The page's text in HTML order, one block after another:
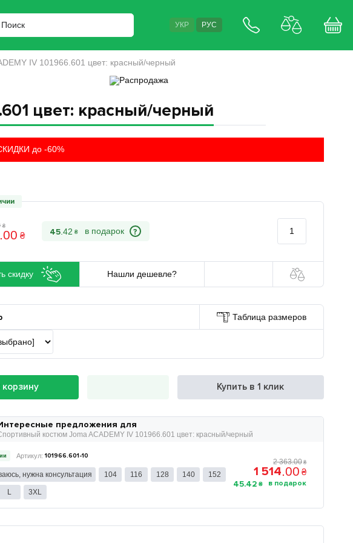
цвет: красный/черный
до -60%
₴
.00 ₴ 45.42 ₴ ?
скидку Нашли дешевле?
Таблица размеров
корзину Купить в 1 клик
предложения для
костюм Joma ACADEMY IV 101966.601 цвет: красный/черный
101966.601-10
нужна консультация 104 116 128 140 152
L 3XL
2 363.00 ₴
1 514.00 ₴
45.42 ₴
УКР РУС
IV 101966.601 цвет: красный/черный